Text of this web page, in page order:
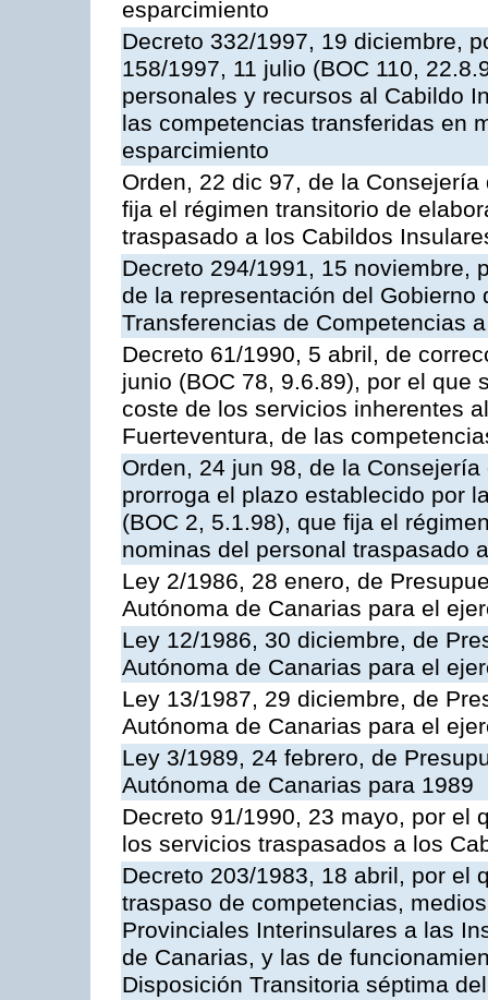
esparcimiento
Decreto 332/1997, 19 diciembre,
158/1997, 11 julio (BOC 110,
personales y recursos al Cabildo
las competencias transferidas en
esparcimiento
Orden, 22 dic 97, de la
fija el régimen transitorio de
traspasado a los Cabildos
Decreto 294/1991, 15 noviembre,
de la representación del
Transferencias de Competencias
Decreto 61/1990, 5 abril, de
junio (BOC 78, 9.6.89), por el que
coste de los servicios inherentes
Fuerteventura, de las
Orden, 24 jun 98, de la
prorroga el plazo establecido por
(BOC 2, 5.1.98), que fija el
nominas del personal traspasado
Ley 2/1986, 28 enero, de
Autónoma de Canarias para el
Ley 12/1986, 30 diciembre, de
Autónoma de Canarias para el
Ley 13/1987, 29 diciembre, de
Autónoma de Canarias para el
Ley 3/1989, 24 febrero, de
Autónoma de Canarias para 1989
Decreto 91/1990, 23 mayo, por el
los servicios traspasados a los
Decreto 203/1983, 18 abril, por el
traspaso de competencias,
Provinciales Interinsulares a las
de Canarias, y las de
Disposición Transitoria séptima